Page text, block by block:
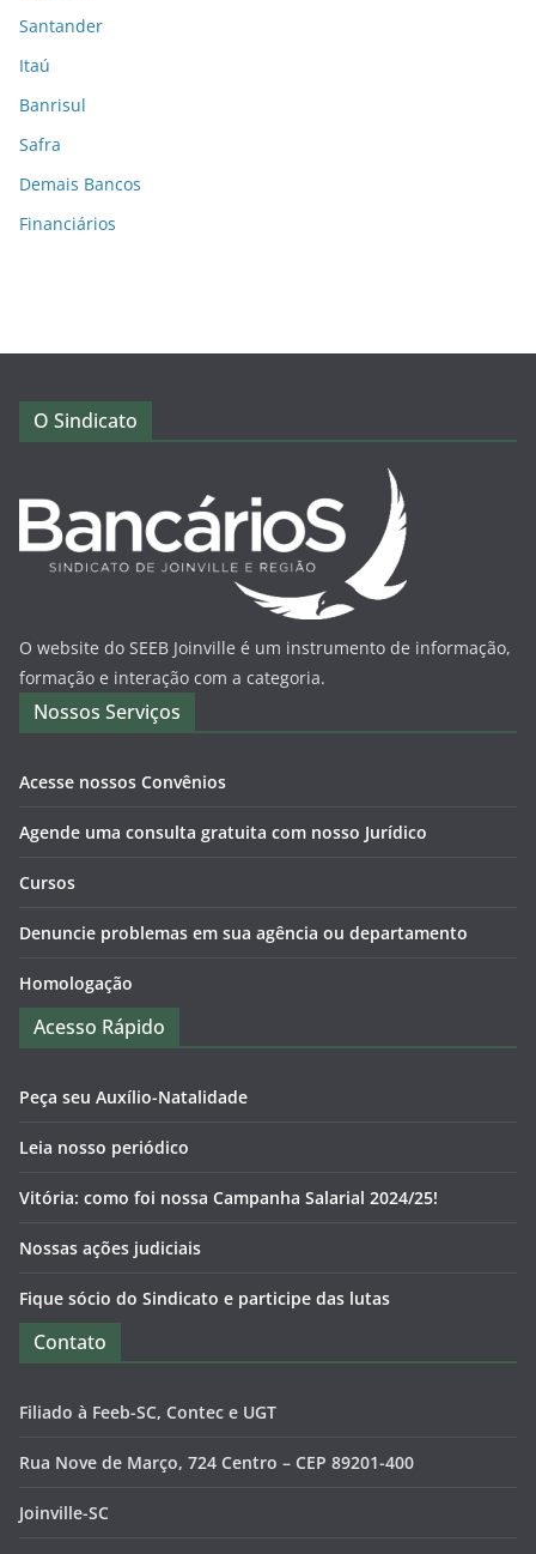
Santander
Itaú
Banrisul
Safra
Demais Bancos
Financiários
O Sindicato
O website do SEEB Joinville é um instrumento de informação,
formação e interação com a categoria.
Nossos Serviços
Acesse nossos Convênios
Agende uma consulta gratuita com nosso Jurídico
Cursos
Denuncie problemas em sua agência ou departamento
Homologação
Acesso Rápido
Peça seu Auxílio-Natalidade
Leia nosso periódico
Vitória: como foi nossa Campanha Salarial 2024/25!
Nossas ações judiciais
Fique sócio do Sindicato e participe das lutas
Contato
Filiado à Feeb-SC, Contec e UGT
Rua Nove de Março, 724 Centro – CEP 89201-400
Joinville-SC